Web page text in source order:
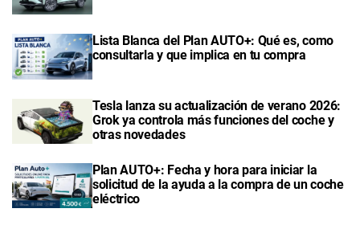
Lista Blanca del Plan AUTO+: Qué es, como
consultarla y que implica en tu compra
Tesla lanza su actualización de verano 2026:
Grok ya controla más funciones del coche y
otras novedades
Plan AUTO+: Fecha y hora para iniciar la
solicitud de la ayuda a la compra de un coche
eléctrico